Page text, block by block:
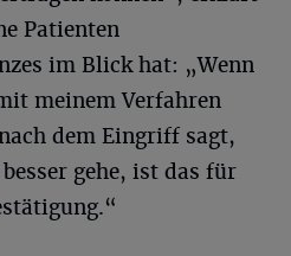
Patienten
im Blick hat: „Wenn
meinem Verfahren
dem Eingriff sagt,
gehe, ist das für